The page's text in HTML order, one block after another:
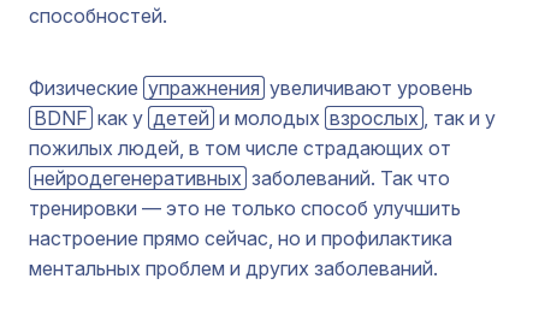
способностей.
Физические упражнения увеличивают уровень
BDNF как у детей и молодых взрослых , так и у
пожилых людей, в том числе страдающих от
нейродегенеративных заболеваний. Так что
тренировки — это не только способ улучшить
настроение прямо сейчас, но и профилактика
ментальных проблем и других заболеваний.